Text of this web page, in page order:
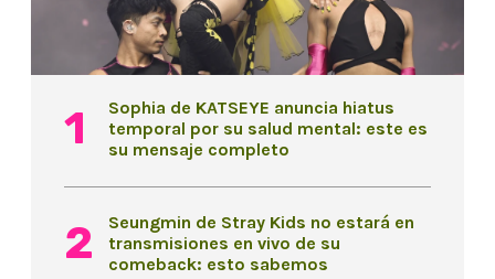
Sophia de KATSEYE anuncia hiatus
temporal por su salud mental: este es
su mensaje completo
Seungmin de Stray Kids no estará en
transmisiones en vivo de su
comeback: esto sabemos